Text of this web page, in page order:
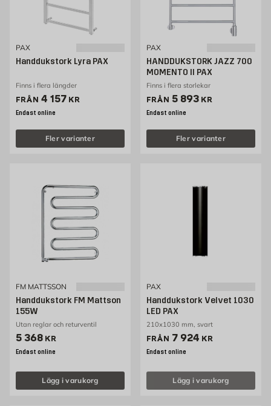
PAX
Handdukstork Lyra PAX
Finns i flera längder
FRÅN Pris 4157 kr
4 157 KR
Endast online
Fler varianter
PAX
HANDDUKSTORK JAZZ 700
MOMENTO II PAX
Finns i flera storlekar
FRÅN Pris 5893 kr
5 893 KR
Endast online
Fler varianter
FM MATTSSON
Handdukstork FM Mattson
155W
Utan reglar och returventil
Pris 5368 kr
5 368 KR
Endast online
Lägg i varukorg
PAX
Handdukstork Velvet 1030
LED PAX
210x1030 mm, svart
FRÅN Pris 7924 kr
7 924 KR
Endast online
Lägg i varukorg